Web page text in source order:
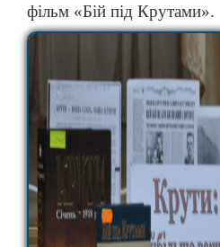
фільм «Бій під Крутами».